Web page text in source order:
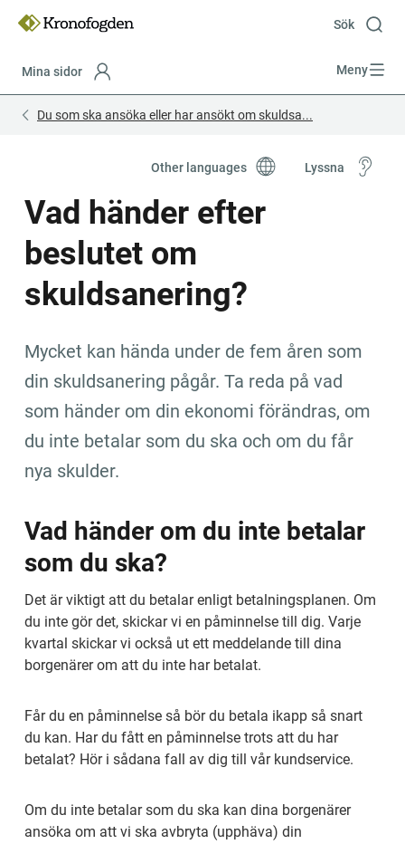
innehåll
Sök
Mina sidor Meny
Du som ska ansöka eller har ansökt om skuldsa...
Other languages Lyssna
Vad händer efter
beslutet om
skuldsanering?
Mycket kan hända under de fem åren som
din skuldsanering pågår. Ta reda på vad
som händer om din ekonomi förändras, om
du inte betalar som du ska och om du får
nya skulder.
Vad händer om du inte betalar
som du ska?
Det är viktigt att du betalar enligt betalnings­planen. Om
du inte gör det, skickar vi en påminnelse till dig. Varje
kvartal skickar vi också ut ett meddelande till dina
borgenärer om att du inte har betalat.
Får du en påminnelse så bör du betala ikapp så snart
du kan. Har du fått en påminnelse trots att du har
betalat? Hör i sådana fall av dig till vår kundservice.
Om du inte betalar som du ska kan dina borgenärer
ansöka om att vi ska avbryta (upphäva) din
start
end